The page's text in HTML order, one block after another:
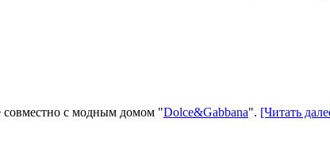
совместно с модным домом "Dolce&Gabbana". [Читать